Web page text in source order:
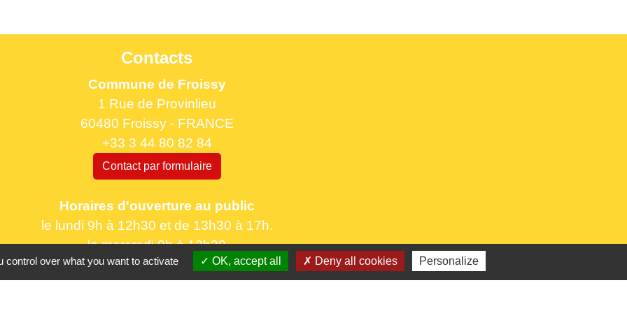
Contacts
Commune de Froissy
1 Rue de Provinlieu
60480 Froissy - FRANCE
+33 3 44 80 82 84
Contact par formulaire
Horaires d'ouverture au public
le lundi 9h à 12h30 et de 13h30 à 17h.
le mercredi 9h à 12h30
le vendredi 16h à 18h30
over what you want to activate OK, accept all Deny all cookies Personalize